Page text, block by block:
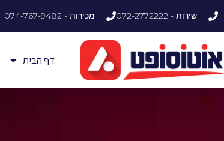
דילוג
לתוכן
שירות - 072-2772222 מכירות - 074-767-9482
דף הבית